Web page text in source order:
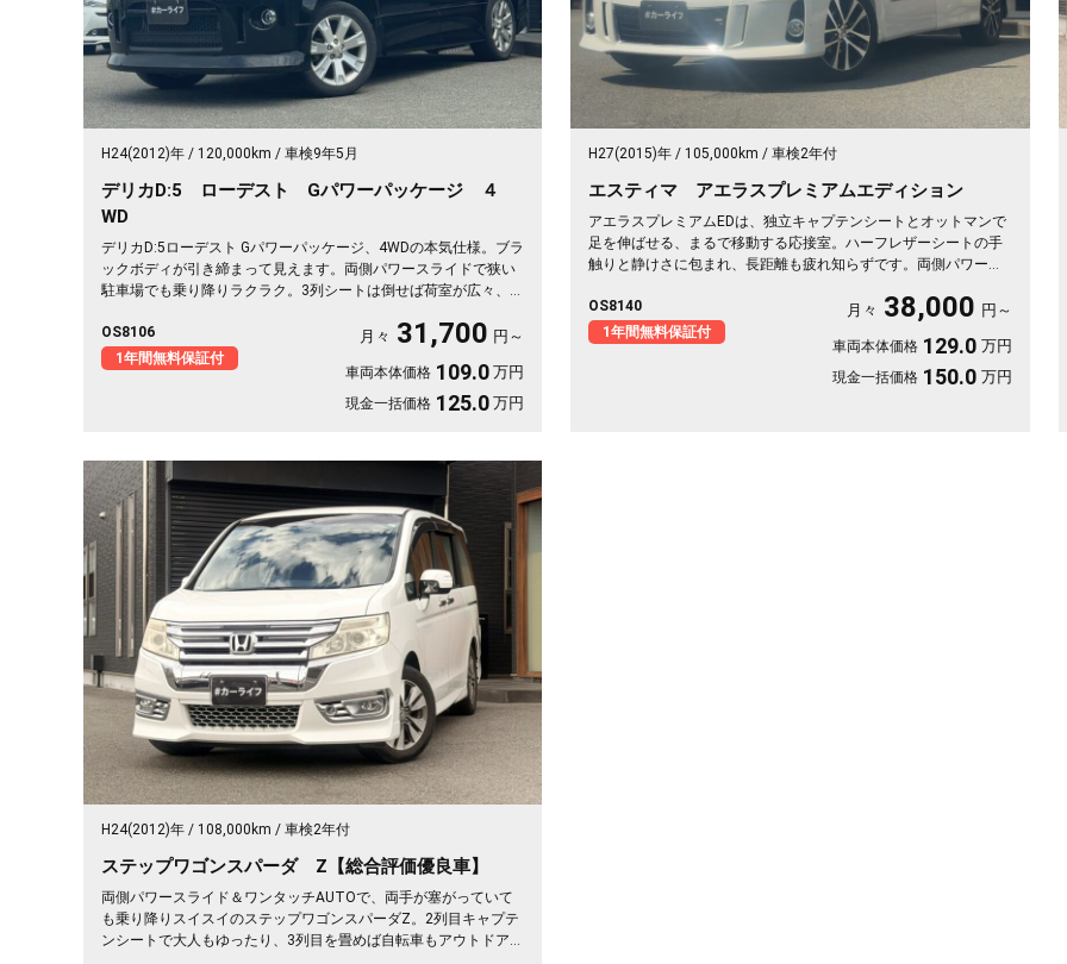
H24(2012)年 120,000km 車検9年5月
デリカD:5 ローデスト Gパワーパッケージ ４
WD
デリカD:5ローデスト Gパワーパッケージ、4WDの本気仕様。ブラ
ックボディが引き締まって見えます。両側パワースライドで狭い
駐車場でも乗り降りラクラク。3列シートは倒せば荷室が広々、キ
きな車体もスッと駐車OK。雪道もアウトドアも仲間との遠出も、
これ一台で頼れる相棒に🚗✨💺🙌。安心して長く乗れる《1年保証
付》です😊
OS8106
1年間無料保証付
月々 31,700 円～
車両本体価格 109.0 万円
現金一括価格 125.0 万円
H27(2015)年 105,000km 車検2年付
エスティマ アエラスプレミアムエディション
アエラスプレミアムEDは、独立キャプテンシートとオットマンで
足を伸ばせる、まるで移動する応接室。ハーフレザーシートの手
触りと静けさに包まれ、長距離も疲れ知らずです。両側パワース
道も迷わず、休日の遠出やゴルフ仲間との旅もぐっと楽しく。パ
ールの艶やかなボディが週末を格上げしてくれます。心地よさで
選ぶなら《1年保証付》💺✨🚗🎵💎
OS8140
1年間無料保証付
月々 38,000 円～
車両本体価格 129.0 万円
現金一括価格 150.0 万円
H24(2012)年 108,000km 車検2年付
ステップワゴンスパーダ Z【総合評価優良車】
両側パワースライド＆ワンタッチAUTOで、両手が塞がっていて
も乗り降りスイスイのステップワゴンスパーダZ。2列目キャプテ
ンシートで大人もゆったり、3列目を畳めば自転車もアウトドア道